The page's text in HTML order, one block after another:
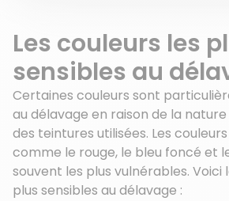
Les couleurs les
sensibles au
Certaines couleurs sont
au délavage en raison de la
des teintures utilisées. Les couleurs
comme le rouge, le bleu foncé et
souvent les plus vulnérables. Voici
plus sensibles au délavage :